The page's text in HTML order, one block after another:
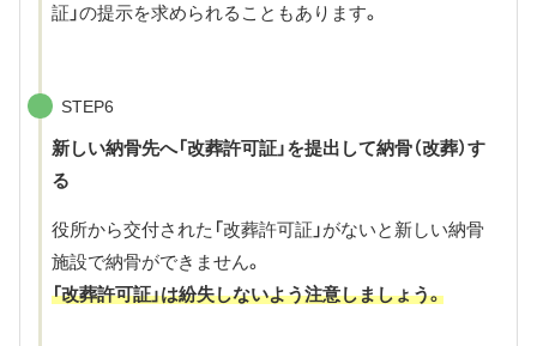
証」の提示を求められることもあります。
STEP6
新しい納骨先へ「改葬許可証」を提出して納骨（改葬）す
る
役所から交付された「改葬許可証」がないと新しい納骨
施設で納骨ができません。
「改葬許可証」は紛失しないよう注意しましょう。